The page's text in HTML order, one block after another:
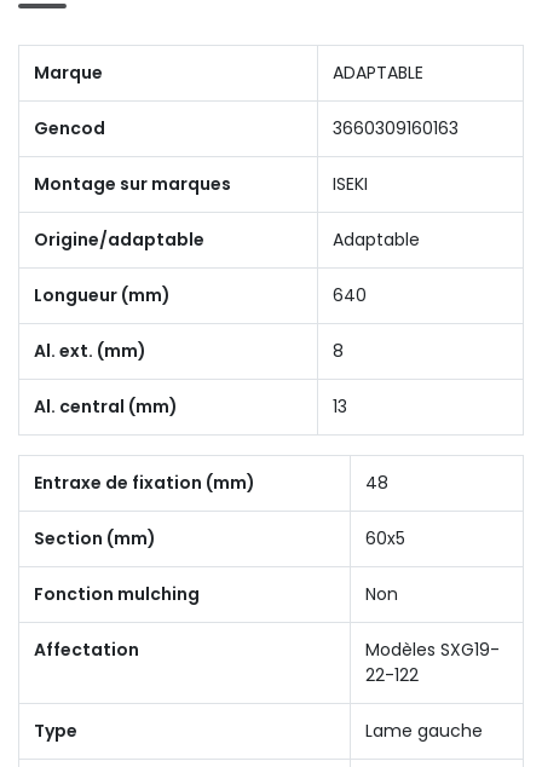
Marque ADAPTABLE
Gencod 3660309160163
Montage sur marques ISEKI
Origine/adaptable Adaptable
Longueur (mm) 640
Al. ext. (mm) 8
Al. central (mm) 13
Entraxe de fixation (mm) 48
Section (mm) 60x5
Fonction mulching Non
Affectation
Modèles SXG19-
22-122
Type Lame gauche